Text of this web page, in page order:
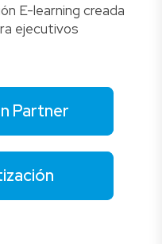
E-learning creada
ejecutivos
Partner